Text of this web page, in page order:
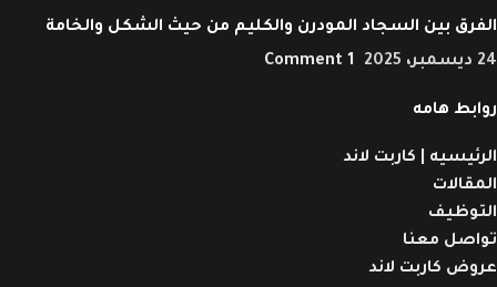
الفرق بين السجاد المودرن والكليم من حيث الشكل والخامة
24 ديسمبر، 2025
1 Comment
روابط هامه
الرئيسيه | كاربت لاند
المقالات
التوظيف
تواصل معنا
عروض كاربت لاند